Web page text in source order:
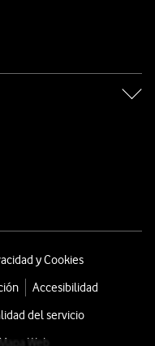
y Cookies
Accesibilidad
del servicio
Mapa Web